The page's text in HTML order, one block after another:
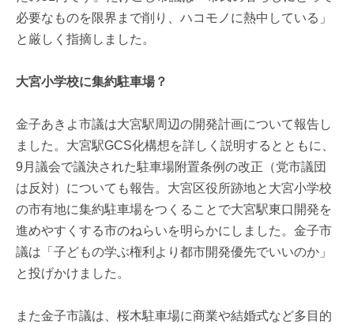
必要なものを限界まで削り、ハコモノに熱中している」
と厳しく指摘しました。
大宮小学校に集約駐車場？
金子あきよ市議は大宮駅周辺の開発計画について報告し
ました。大宮駅GCS化構想を詳しく説明するとともに、
9月議会で議決された駐車場附置条例の改正（党市議団
は反対）についても報告。大宮区役所跡地と大宮小学校
の市有地に集約駐車場をつくることで大宮駅東口開発を
進めやすくする市のねらいを明らかにしました。金子市
議は「子どもの学ぶ権利より都市開発優先でいいのか」
と投げかけました。
また金子市議は、桜木駐車場に商業や結婚式など多目的